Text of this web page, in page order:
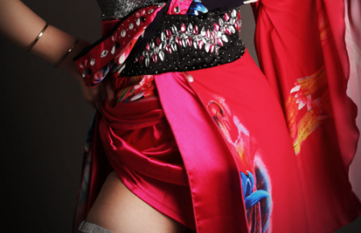
Instagram LIVE items
スタッフコーディネート